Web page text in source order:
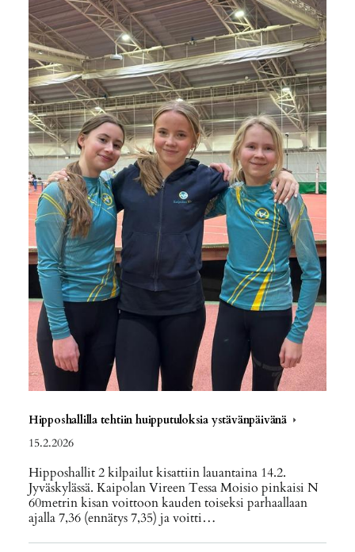
Hipposhallilla tehtiin huipputuloksia ystävänpäivänä
15.2.2026
Hipposhallit 2 kilpailut kisattiin lauantaina 14.2.
Jyväskylässä. Kaipolan Vireen Tessa Moisio pinkaisi N
60metrin kisan voittoon kauden toiseksi parhaallaan
ajalla 7,36 (ennätys 7,35) ja voitti…